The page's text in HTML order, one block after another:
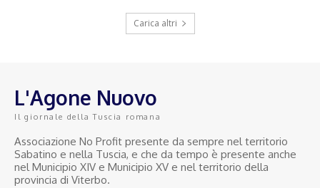
Carica altri
L'Agone Nuovo
Il giornale della Tuscia romana
Associazione No Profit presente da sempre nel territorio
Sabatino e nella Tuscia, e che da tempo è presente anche
nel Municipio XIV e Municipio XV e nel territorio della
provincia di Viterbo.